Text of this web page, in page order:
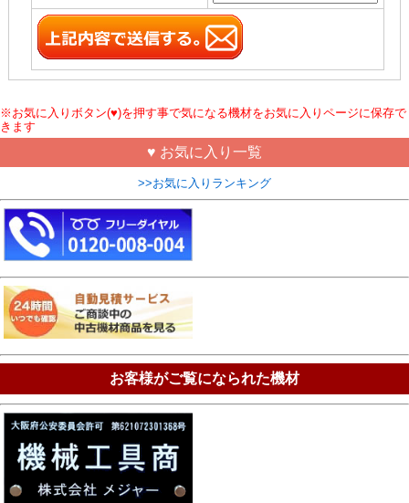
※お気に入りボタン(♥)を押す事で気になる機材をお気に入りページに保存で
きます
♥ お気に入り一覧
>>お気に入りランキング
お客様がご覧になられた機材